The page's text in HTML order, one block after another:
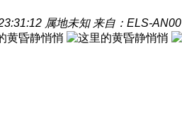
属地未知 来自：ELS-AN00